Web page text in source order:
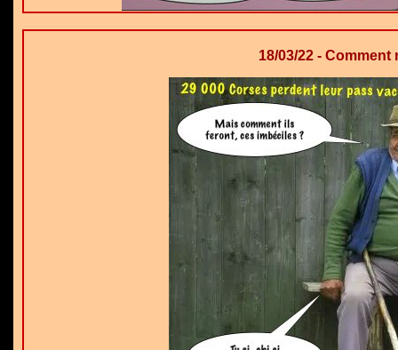
18/03/22 -